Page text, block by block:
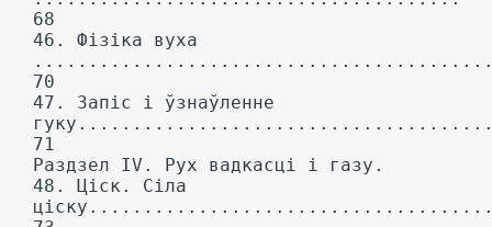
68
46. Фізіка вуха
70
47. Запіс і ўзнаўленне
71
Раздзел IV. Рух вадкасці і газу.
48. Ціск. Сіла